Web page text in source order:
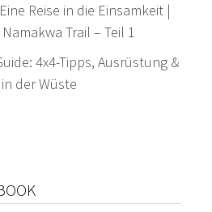
Reise in die Einsamkeit |
Namakwa Trail – Teil 1
4x4-Tipps, Ausrüstung &
der Wüste